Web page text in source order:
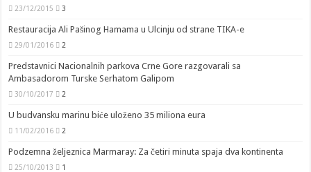
23/12/2015 3
Restauracija Ali Pašinog Hamama u Ulcinju od strane TIKA-e
29/01/2016 2
Predstavnici Nacionalnih parkova Crne Gore razgovarali sa
Ambasadorom Turske Serhatom Galipom
30/10/2017 2
U budvansku marinu biće uloženo 35 miliona eura
11/02/2016 2
Podzemna željeznica Marmaray: Za četiri minuta spaja dva kontinenta
25/10/2013 1